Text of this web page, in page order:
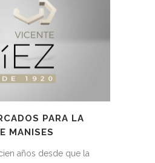
PARA LA
MANISES
años desde que la